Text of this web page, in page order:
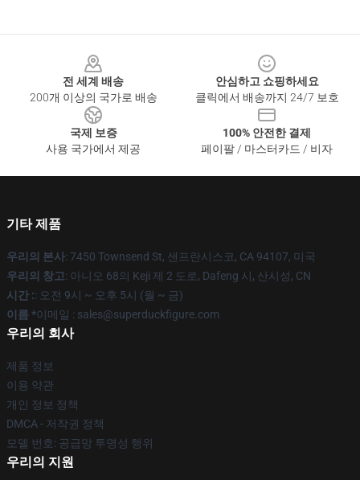
전 세계 배송
200개 이상의 국가로 배송
안심하고 쇼핑하세요
클릭에서 배송까지 24/7 보호
국제 보증
사용 국가에서 제공
100% 안전한 결제
페이팔 / 마스터카드 / 비자
기타 제품
우리의 본사: 7450 Townsend St, 샌프란시스코, CA 94107, 미국
우리의 창고: 아니오 68의 Keji 제 2 도로, Dafeng 시, 산시성, CN
시간 :: 오전 9시 ~ 오후 5시 (월 ~ 금)
이름 *이메일 : sales@superduckfigure.com
우리의 회사
제품 정보
이용 약관
개인 정보 정책
DMCA - 저작권 정책
모델 번호: 공급망 투명성 행위
우리의 지원